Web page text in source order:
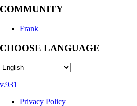
COMMUNITY
Frank
CHOOSE LANGUAGE
v.931
Privacy Policy